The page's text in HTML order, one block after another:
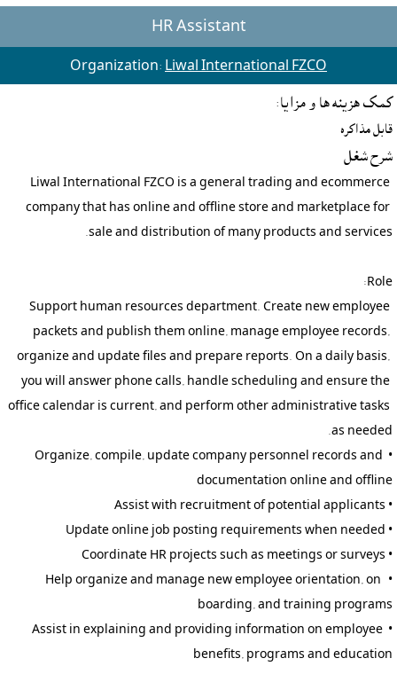
HR Assistant
Organization: Liwal International FZCO
کمک هزينه ها و مزايا:
قابل مذاکره
شرح شغل
Liwal International FZCO is a general trading and ecommerce
company that has online and offline store and marketplace for
Support human resources department. Create new employee
packets and publish them online, manage employee records,
organize and update files and prepare reports. On a daily basis,
you will answer phone calls, handle scheduling and ensure the
office calendar is current, and perform other administrative tasks
• Organize, compile, update company personnel records and
• Help organize and manage new employee orientation, on-
• Assist in explaining and providing information on employee